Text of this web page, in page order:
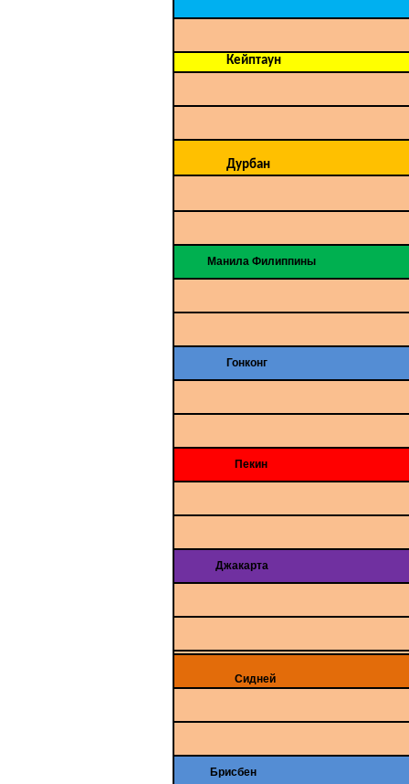
Кейптаун
Дурбан
Манила Филиппины
Гонконг
Пекин
Джакарта
Сидней
Брисбен